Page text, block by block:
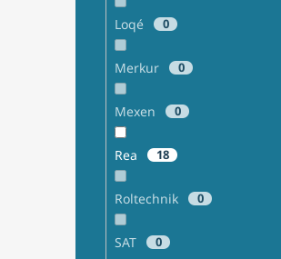
Loqé 0
Merkur 0
Mexen 0
Rea 18
Roltechnik 0
SAT 0